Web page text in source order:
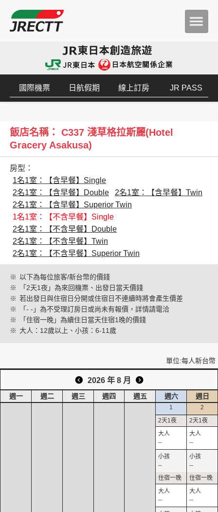
創造旅遊
國際機票 日航假期 線上訂房 JR PASS
飯店名稱： C337 淺草格拉斯麗(Hotel
Gracery Asakusa)
房型：
1名1室：【含早餐】Single
2名1室：【含早餐】Double
2名1室：【含早餐】Twin
2名1室：【含早餐】Superior Twin
1名1室：【不含早餐】Single
2名1室：【不含早餐】Double
2名1室：【不含早餐】Twin
2名1室：【不含早餐】Superior Twin
※ 以下為每位旅客/新台幣的價錢
※
「2天1夜」為來回機票、出發日當天價錢
※ 若出發日與住宿日分開或住宿日不連續時將會產生價差
※
「- -」為不受理訂房日或尚未有報價，詳情請電洽
※
「住宿一晚」為續住日當天住宿1晚的價錢
※ 大人：12歲以上、小孩：6-11歲
單位:每人新台幣
2026 年 8 月
週一 週二 週三 週四 週五 週六 週日
1
--
--
--
2
--
--
--